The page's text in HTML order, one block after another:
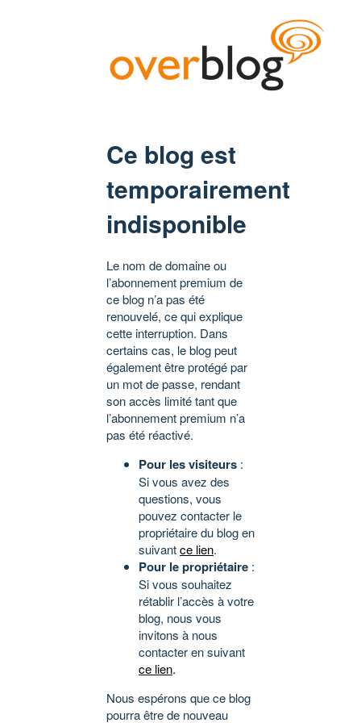
Ce blog est
temporairement
indisponible
Le nom de domaine ou
l’abonnement premium de
ce blog n’a pas été
renouvelé, ce qui explique
cette interruption. Dans
certains cas, le blog peut
également être protégé par
un mot de passe, rendant
son accès limité tant que
l’abonnement premium n’a
pas été réactivé.
Pour les visiteurs :
Si vous avez des
questions, vous
pouvez contacter le
propriétaire du blog en
suivantce lien.
Pour le propriétaire :
Si vous souhaitez
rétablir l’accès à votre
blog, nous vous
invitons à nous
contacter en suivant
ce lien.
Nous espérons que ce blog
pourra être de nouveau